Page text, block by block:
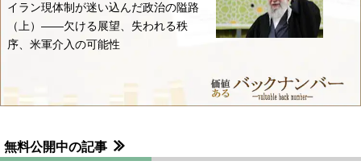
イラン現体制が迷い込んだ政治の隘路
（上）――欠ける展望、失われる秩
序、米軍介入の可能性
無料公開中の記事